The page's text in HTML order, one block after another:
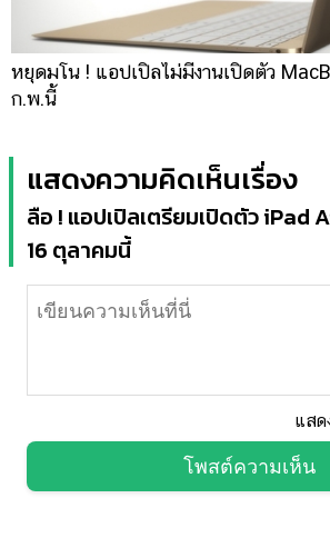
หยุดมโน ! แอปเปิลไม่มีงานเปิดตัว
ก.พ.นี้
แสดงความคิดเห็นเรื่อง
ลือ ! แอปเปิลเตรียมเปิดตัว iPad
16 ตุลาคมนี้
แสด
โพสต์ความเห็น